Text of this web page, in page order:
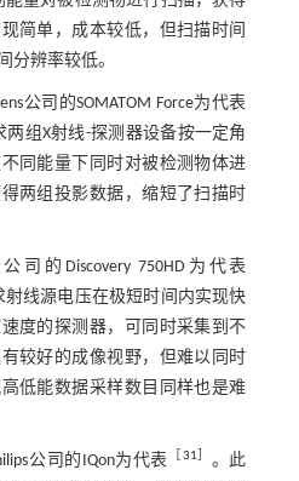
简单，成本较低，但扫描时间
分辨率较低。
公司的SOMATOM Force为代表
组X射线-探测器设备按一定角
同能量下同时对被检测物体进
两组投影数据，缩短了扫描时
司的Discovery 750HD为代表
线源电压在极短时间内实现快
度的探测器，可同时采集到不
较好的成像视野，但难以同时
低能数据采样数目同样也是难
公司的IQon为代表 31
。此